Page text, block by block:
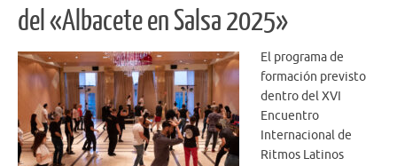
del «Albacete en Salsa 2025»
El programa de
formación previsto
dentro del XVI
Encuentro
Internacional de
Ritmos Latinos